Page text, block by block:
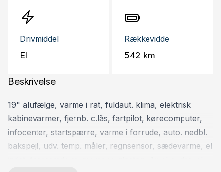
Drivmiddel
El
Rækkevidde
542 km
Beskrivelse
19" alufælge, varme i rat, fuldaut. klima, elektrisk
kabinevarmer, fjernb. c.lås, fartpilot, kørecomputer,
infocenter, startspærre, varme i forrude, auto. nedbl.
bakspejl, udv. temp. måler, regnsensor, sædevarme, el